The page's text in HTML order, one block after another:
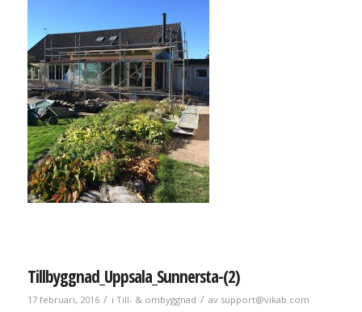
Tillbyggnad_Uppsala_Sunnersta-(2)
17 februari, 2016 / i Till- & ombyggnad / av support@vikab.com